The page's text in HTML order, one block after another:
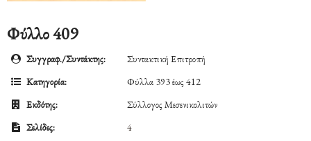
Φύλλο 409
Συγγραφ./Συντάκτης:
Συντακτική Επιτροπή
Κατηγορία:
Φύλλα 393 έως 412
Εκδότης:
Σύλλογος Μεσενικολιτών
Σελίδες:
4